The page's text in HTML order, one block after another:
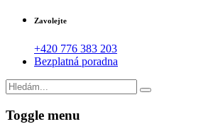
Zavolejte
+420 776 383 203
Bezplatná poradna
Toggle menu